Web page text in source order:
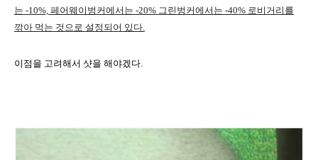
는 -10%, 페어웨이벙커에서는 -20% 그린벙커에서는 -40% 로비거리를
깎아 먹는 것으로 설정되어 있다.
이점을 고려해서 샷을 해야겠다.